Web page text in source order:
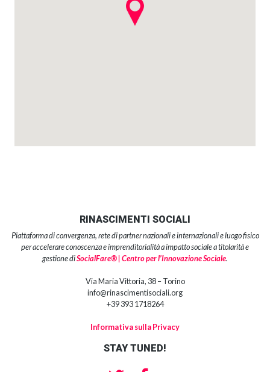
RINASCIMENTI SOCIALI
Piattaforma di convergenza, rete di partner nazionali e internazionali e luogo fisico
per accelerare conoscenza e imprenditorialità a impatto sociale a titolarità e
gestione diSocialFare® | Centro per l’Innovazione Sociale.
Via Maria Vittoria, 38 – Torino
info@rinascimentisociali.org
+39 393 1718264
Informativa sulla Privacy
STAY TUNED!